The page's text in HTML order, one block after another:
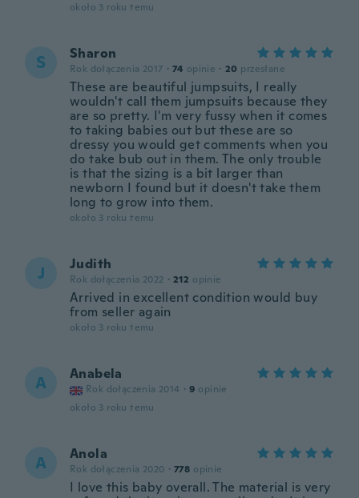
około 3 roku temu
S Sharon
Rok dołączenia 2017 · 74 opinie · 20 przesłane
These are beautiful jumpsuits, I really
wouldn't call them jumpsuits because they
are so pretty. I'm very fussy when it comes
to taking babies out but these are so
dressy you would get comments when you
do take bub out in them. The only trouble
is that the sizing is a bit larger than
newborn I found but it doesn't take them
long to grow into them.
około 3 roku temu
J Judith
Rok dołączenia 2022 · 212 opinie
Arrived in excellent condition would buy
from seller again
około 3 roku temu
A Anabela
Rok dołączenia 2014 · 9 opinie
około 3 roku temu
A Anola
Rok dołączenia 2020 · 778 opinie
I love this baby overall. The material is very